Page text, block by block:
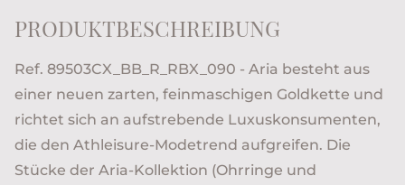
PRODUKTBESCHREIBUNG
Ref. 89503CX_BB_R_RBX_090 - Aria besteht aus
einer neuen zarten, feinmaschigen Goldkette und
richtet sich an aufstrebende Luxuskonsumenten,
die den Athleisure-Modetrend aufgreifen. Die
Stücke der Aria-Kollektion (Ohrringe und